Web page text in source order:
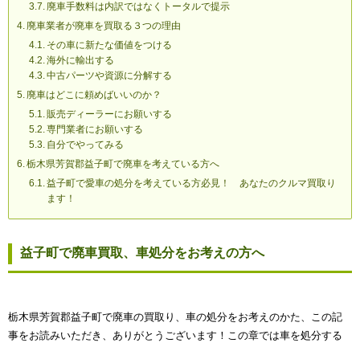
廃車手数料は内訳ではなくトータルで提示
廃車業者が廃車を買取る３つの理由
その車に新たな価値をつける
海外に輸出する
中古パーツや資源に分解する
廃車はどこに頼めばいいのか？
販売ディーラーにお願いする
専門業者にお願いする
自分でやってみる
栃木県芳賀郡益子町で廃車を考えている方へ
益子町で愛車の処分を考えている方必見！ あなたのクルマ買取り
ます！
益子町で廃車買取、車処分をお考えの方へ
栃木県芳賀郡益子町で廃車の買取り、車の処分をお考えのかた、この記
事をお読みいただき、ありがとうございます！この章では車を処分する